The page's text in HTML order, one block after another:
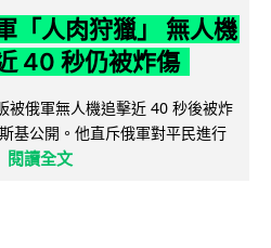
「人肉狩獵」 無人機
40 秒仍被炸傷
被俄軍無人機追擊近 40 秒後被炸
基公開。他直斥俄軍對平民進行
閱讀全文